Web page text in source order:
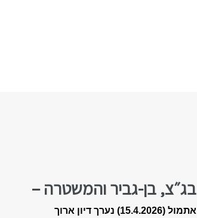
בג״צ, בן-גביר והמשטרה –
הולכים לפשרה?אתמול (15.4.2026) נערך דיון ארוך